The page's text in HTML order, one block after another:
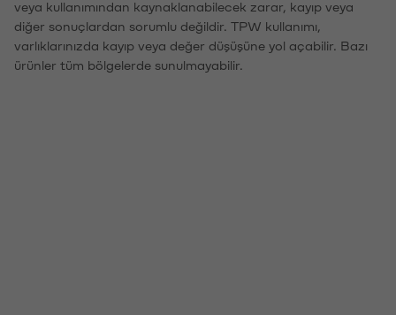
veya kullanımından kaynaklanabilecek zarar, kayıp veya
diğer sonuçlardan sorumlu değildir. TPW kullanımı,
varlıklarınızda kayıp veya değer düşüşüne yol açabilir. Bazı
ürünler tüm bölgelerde sunulmayabilir.